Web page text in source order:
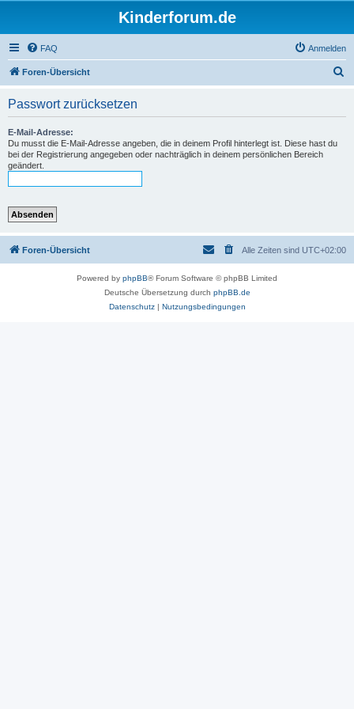
Kinderforum.de
FAQ Anmelden
Foren-Übersicht
Passwort zurücksetzen
E-Mail-Adresse:
Du musst die E-Mail-Adresse angeben, die in deinem Profil hinterlegt ist. Diese hast du
bei der Registrierung angegeben oder nachträglich in deinem persönlichen Bereich
geändert.
Foren-Übersicht Alle Zeiten sind UTC+02:00
Powered by phpBB® Forum Software © phpBB Limited
Deutsche Übersetzung durch phpBB.de
Datenschutz| Nutzungsbedingungen